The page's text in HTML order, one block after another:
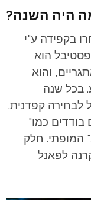
היה השנה?
בקפידה ע"י
הוא
והוא
בכל שנה
לבחירה קפדנית.
בודדים כמו"
המופתי. חלק
לפאנל